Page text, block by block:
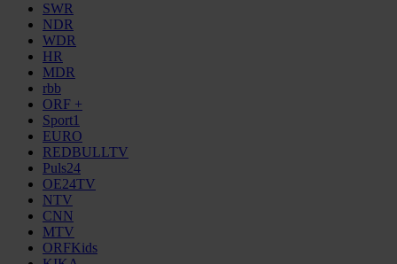
SWR
NDR
WDR
HR
MDR
rbb
ORF +
Sport1
EURO
REDBULLTV
Puls24
OE24TV
NTV
CNN
MTV
ORFKids